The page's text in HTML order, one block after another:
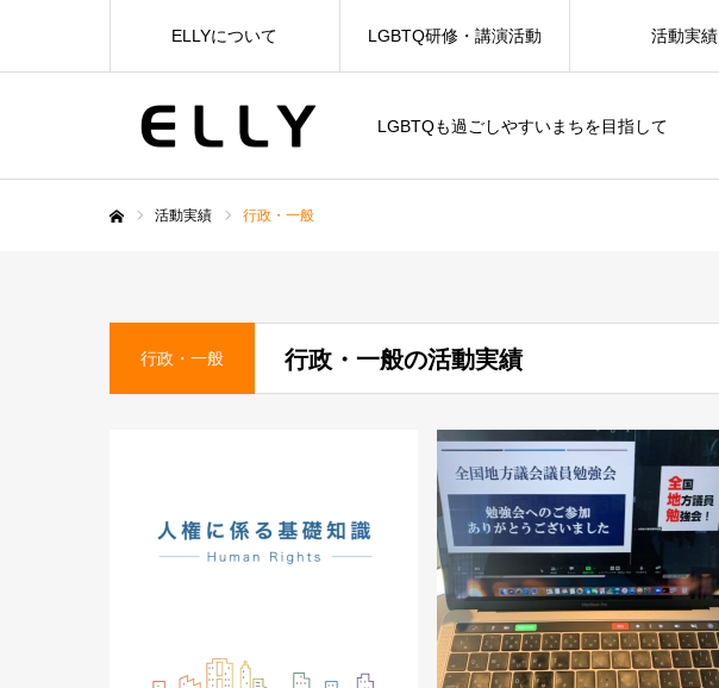
LGBTQも過ごしやすいまちを目指して
ELLYについて LGBTQ研修・講演活動 活動実績
活動実績 行政・一般
行政・一般 行政・一般の活動実績